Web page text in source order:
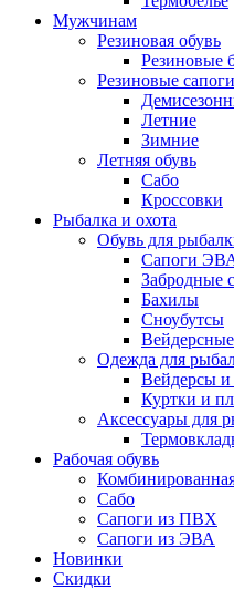
Мужчинам
Резиновая обувь
Резиновые
Резиновые сапоги
Летние
Зимние
Летняя обувь
Сабо
Кроссовки
Рыбалка и охота
Обувь для
Сапоги
Забродные
Бахилы
Сноубутсы
Одежда для
Вейдерсы
Куртки и
Аксессуары для
Рабочая обувь
Сабо
Сапоги из ПВХ
Сапоги из ЭВА
Новинки
Скидки